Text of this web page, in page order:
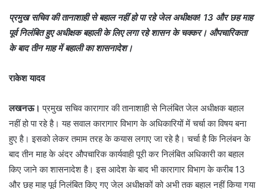
प्रमुख सचिव की तानाशाही से बहाल नहीं हो पा रहे जेल अधीक्षक! 13 और छह माह
पूर्व निलंबित हुए अधीक्षक बहाली के लिए लगा रहे शासन के चक्कर। औपचारिकता
के बाद तीन माह में बहाली का शासनादेश।
राकेश यादव
लखनऊ।प्रमुख सचिव कारागार की तानाशाही से निलंबित जेल अधीक्षक बहाल
नहीं हो पा रहे है। यह सवाल कारागार विभाग के अधिकारियों में चर्चा का विषय बना
हुए है। इसको लेकर तमाम तरह के कयास लगाए जा रहे है। चर्चा है कि निलंबन के
बाद तीन माह के अंदर औपचारिक कार्यवाही पूरी कर निलंबित अधिकारी का बहाल
किए जाने का शासनादेश है। इस आदेश के बाद भी कारागार विभाग के करीब 13
और छह माह पूर्व निलंबित किए गए जेल अधीक्षकों को अभी तक बहाल नहीं किया गया